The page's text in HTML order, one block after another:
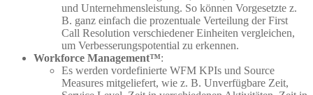
und Unternehmensleistung. So können Vorgesetzte z.
B. ganz einfach die prozentuale Verteilung der First
Call Resolution verschiedener Einheiten vergleichen,
um Verbesserungspotential zu erkennen.
Workforce Management™:
Es werden vordefinierte WFM KPIs und Source
Measures mitgeliefert, wie z. B. Unverfügbare Zeit,